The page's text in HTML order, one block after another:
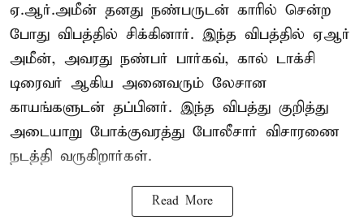
ஏ.ஆர்.அமீன் தனது நண்பருடன் காரில் சென்ற
போது விபத்தில் சிக்கினார். இந்த விபத்தில் ஏஆர்
அமீன், அவரது நண்பர் பார்கவ், கால் டாக்சி
டிரைவர் ஆகிய அனைவரும் லேசான
காயங்களுடன் தப்பினர். இந்த விபத்து குறித்து
அடையாறு போக்குவரத்து போலீசார் விசாரணை
நடத்தி வருகிறார்கள்.
Read More